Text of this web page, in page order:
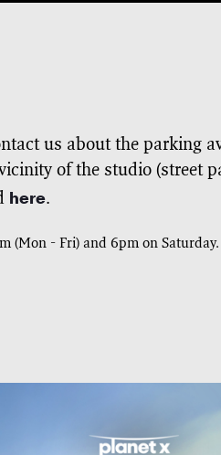
us about the parking
of the studio (street
here.
(Mon - Fri) and 6pm on Saturday.